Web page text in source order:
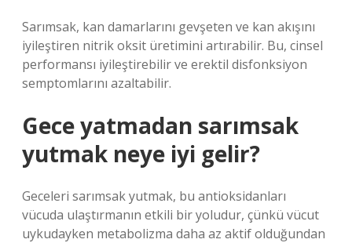
Sarımsak, kan damarlarını gevşeten ve kan akışını
iyileştiren nitrik oksit üretimini artırabilir. Bu, cinsel
performansı iyileştirebilir ve erektil disfonksiyon
semptomlarını azaltabilir.
Gece yatmadan sarımsak
yutmak neye iyi gelir?
Geceleri sarımsak yutmak, bu antioksidanları
vücuda ulaştırmanın etkili bir yoludur, çünkü vücut
uykudayken metabolizma daha az aktif olduğundan